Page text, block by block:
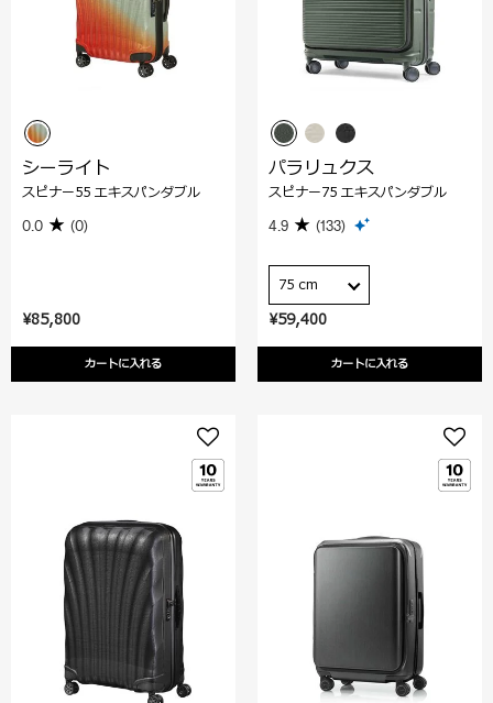
¥85,800
カートに入れる
シーライト
スピナー55 エキスパンダブル
0.0 (0)
¥59,400
カートに入れる
パラリュクス
スピナー75 エキスパンダブル
4.9 (133)
75 cm